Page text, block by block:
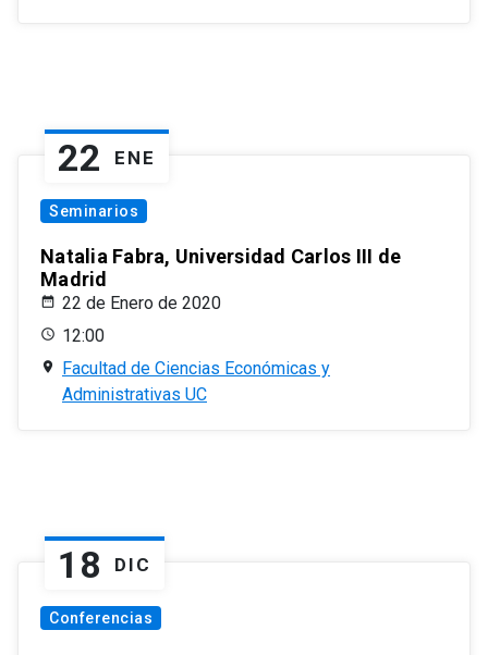
22 ENE
Seminarios
Natalia Fabra, Universidad Carlos III de
Madrid
22 de Enero de 2020
12:00
Facultad de Ciencias Económicas y
Administrativas UC
18 DIC
Conferencias